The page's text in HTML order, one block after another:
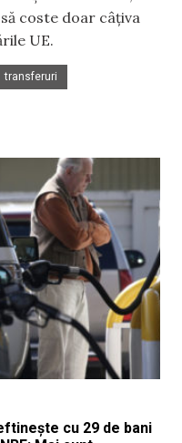
coste doar câțiva
UE.
transferuri
cu 29 de bani